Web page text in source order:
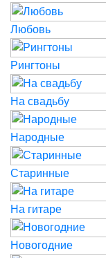
Любовь
Рингтоны
На свадьбу
Народные
Старинные
На гитаре
Новогодние